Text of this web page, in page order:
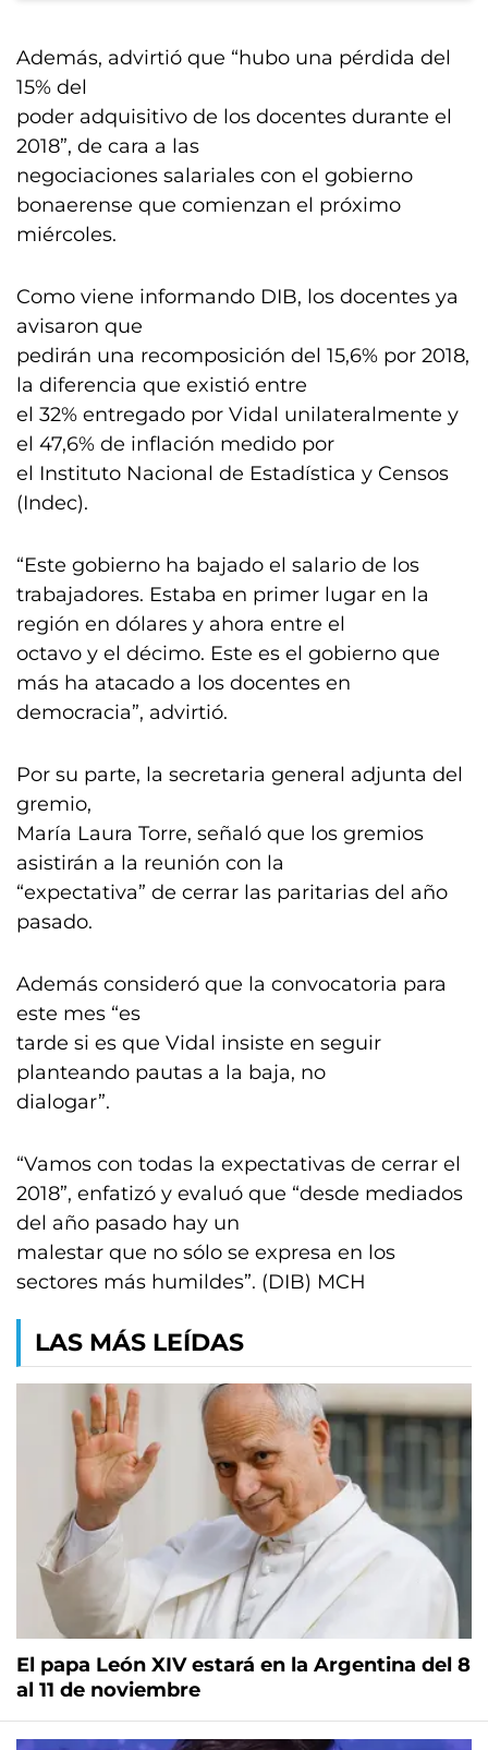
Además, advirtió que “hubo una pérdida del
15% del
poder adquisitivo de los docentes durante el
2018”, de cara a las
negociaciones salariales con el gobierno
bonaerense que comienzan el próximo
miércoles.
Como viene informando DIB, los docentes ya
avisaron que
pedirán una recomposición del 15,6% por 2018,
la diferencia que existió entre
el 32% entregado por Vidal unilateralmente y
el 47,6% de inflación medido por
el Instituto Nacional de Estadística y Censos
(Indec).
“Este gobierno ha bajado el salario de los
trabajadores. Estaba en primer lugar en la
región en dólares y ahora entre el
octavo y el décimo. Este es el gobierno que
más ha atacado a los docentes en
democracia”, advirtió.
Por su parte, la secretaria general adjunta del
gremio,
María Laura Torre, señaló que los gremios
asistirán a la reunión con la
“expectativa” de cerrar las paritarias del año
pasado.
Además consideró que la convocatoria para
este mes “es
tarde si es que Vidal insiste en seguir
planteando pautas a la baja, no
dialogar”.
“Vamos con todas la expectativas de cerrar el
2018”, enfatizó y evaluó que “desde mediados
del año pasado hay un
malestar que no sólo se expresa en los
sectores más humildes”. (DIB) MCH
LAS MÁS LEÍDAS
El papa León XIV estará en la Argentina del 8
al 11 de noviembre